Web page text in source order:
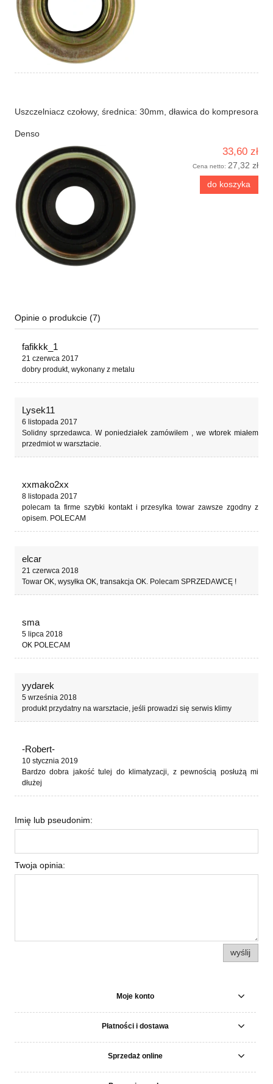
Uszczelniacz czołowy, średnica: 30mm, dławica do kompresora
Denso
33,60 zł
Cena netto: 27,32 zł
do koszyka
Opinie o produkcie (7)
fafikkk_1
21 czerwca 2017
dobry produkt, wykonany z metalu
Lysek11
6 listopada 2017
Solidny sprzedawca. W poniedziałek zamówiłem , we wtorek miałem
przedmiot w warsztacie.
xxmako2xx
8 listopada 2017
polecam ta firme szybki kontakt i przesylka towar zawsze zgodny z
opisem. POLECAM
elcar
21 czerwca 2018
Towar OK, wysyłka OK, transakcja OK. Polecam SPRZEDAWCĘ !
sma
5 lipca 2018
OK POLECAM
yydarek
5 września 2018
produkt przydatny na warsztacie, jeśli prowadzi się serwis klimy
-Robert-
10 stycznia 2019
Bardzo dobra jakość tulej do klimatyzacji, z pewnością posłużą mi
dłużej
Imię lub pseudonim:
Twoja opinia:
wyślij
Moje konto
Płatności i dostawa
Sprzedaż online